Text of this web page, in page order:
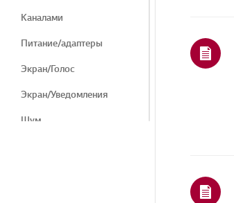
Каналами
Питание/адаптеры
Экран/Голос
Экран/Уведомления
Шум